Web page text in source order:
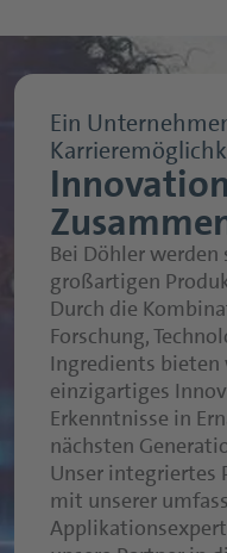
Nutritious
Kapseln
Tabletten
Pulver
Funktionelle
Ein
Bei Döhler werden
großartigen
Durch die
Forschung,
Ingredients bieten
einzigartiges
Erkenntnisse in
nächsten
Unser
mit unserer